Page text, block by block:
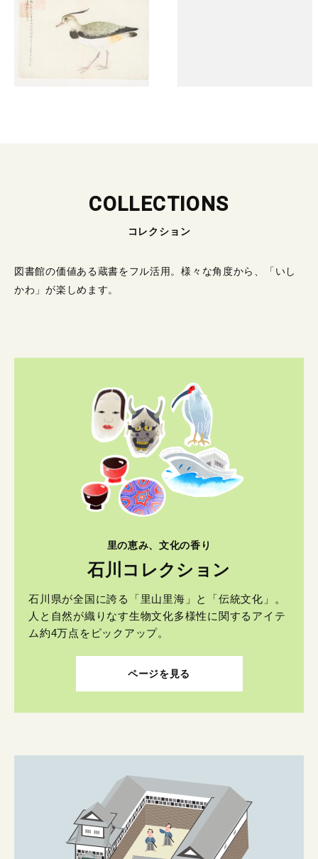
COLLECTIONS
コレクション
図書館の価値ある蔵書をフル活用。様々な角度から、「いし
かわ」が楽しめます。
里の恵み、文化の香り
石川コレクション
石川県が全国に誇る「里山里海」と「伝統文化」。
人と自然が織りなす生物文化多様性に関するアイテ
ム約4万点をピックアップ。
ページを見る